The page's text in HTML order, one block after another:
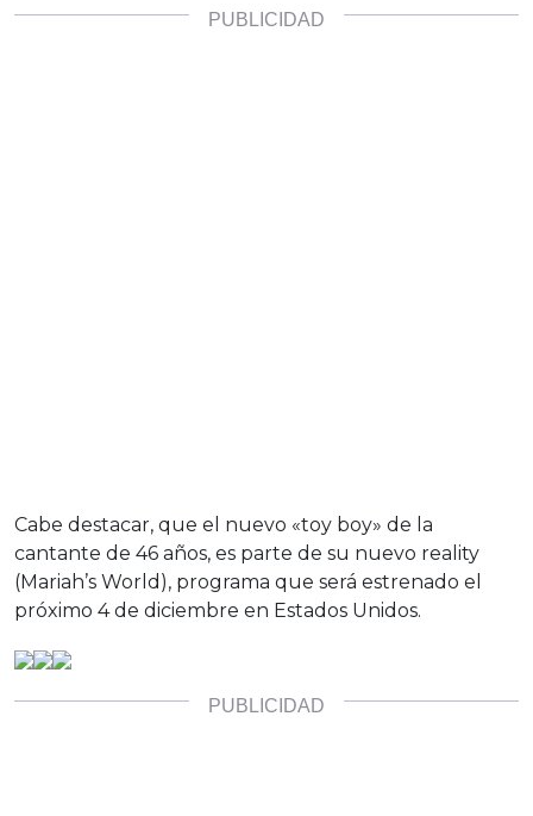
Cabe destacar, que el nuevo «toy boy» de la
cantante de 46 años, es parte de su nuevo reality
(Mariah’s World), programa que será estrenado el
próximo 4 de diciembre en Estados Unidos.